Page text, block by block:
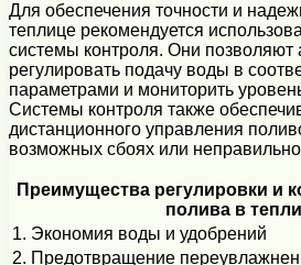
Для обеспечения точности и
теплице рекомендуется
системы контроля. Они позволяют
регулировать подачу воды в
параметрами и мониторить
Системы контроля также
дистанционного управления
возможных сбоях или
Преимущества регулировки и
полива в
1. Экономия воды и удобрений
2. Предотвращение